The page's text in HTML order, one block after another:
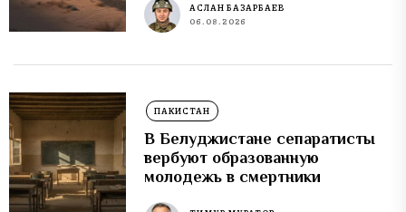
АСЛАН БАЗАРБАЕВ
06.08.2026
ПАКИСТАН
В Белуджистане сепаратисты
вербуют образованную
молодежь в смертники